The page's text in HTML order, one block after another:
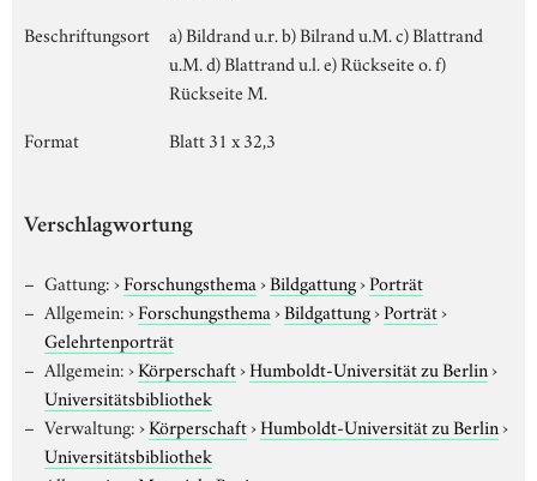
Beschriftungsort
a) Bildrand u.r. b) Bilrand u.M. c) Blattrand
u.M. d) Blattrand u.l. e) Rückseite o. f)
Rückseite M.
Format
Blatt 31 x 32,3
Verschlagwortung
Gattung:›Forschungsthema›Bildgattung›Porträt
Allgemein:›Forschungsthema›Bildgattung›Porträt›
Gelehrtenporträt
Allgemein:›Körperschaft›Humboldt-Universität zu Berlin›
Universitätsbibliothek
Verwaltung:›Körperschaft›Humboldt-Universität zu Berlin›
Universitätsbibliothek